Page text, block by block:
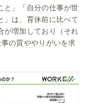
と」「自分の仕事が世
」は、育休前に比べて
が増加しており（それ
の質ややりがいを求